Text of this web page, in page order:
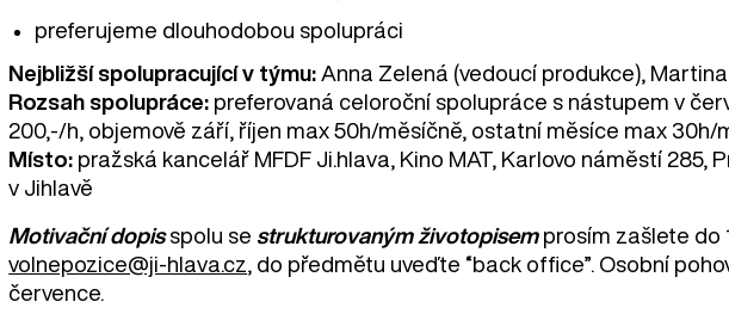
preferujeme dlouhodobou spolupráci
Nejbližší spolupracující v týmu: Anna Zelená (vedoucí produkce),
Rozsah spolupráce: preferovaná celoroční spolupráce s nástupem v
200,-/h, objemově září, říjen max 50h/měsíčně, ostatní měsíce max 30h/
Místo: pražská kancelář MFDF Ji.hlava, Kino MAT, Karlovo náměstí 285,
v Jihlavě
Motivační dopisspolu se strukturovaným životopisemprosím zašlete do
volnepozice@ji-hlava.cz
, do předmětu uveďte “back office”. Osobní
července.